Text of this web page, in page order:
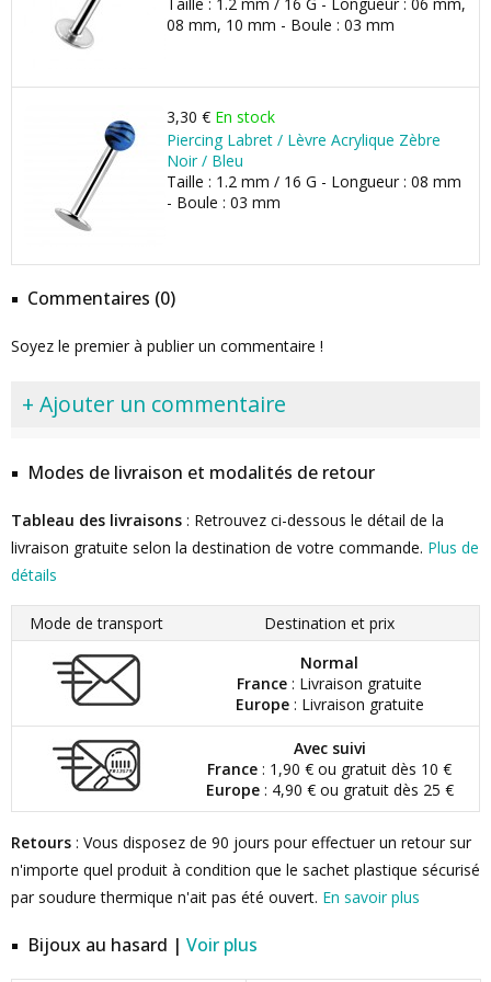
08 mm, 10 mm - Boule : 03 mm
3,30 € En stock
Piercing Labret / Lèvre Acrylique Zèbre
Noir / Bleu
Taille : 1.2 mm / 16 G - Longueur : 08 mm
- Boule : 03 mm
Commentaires (0)
Soyez le premier à publier un commentaire !
+ Ajouter un commentaire
Modes de livraison et modalités de retour
Tableau des livraisons : Retrouvez ci-dessous le détail de la
livraison gratuite selon la destination de votre commande. Plus de
détails
Mode de transport
Destination et prix
Normal
France : Livraison gratuite
Europe: Livraison gratuite
Avec suivi
France : 1,90 € ou gratuit dès 10 €
Europe: 4,90 € ou gratuit dès 25 €
Retours : Vous disposez de 90 jours pour effectuer un retour sur
n'importe quel produit à condition que le sachet plastique sécurisé
par soudure thermique n'ait pas été ouvert. En savoir plus
Bijoux au hasard | Voir plus